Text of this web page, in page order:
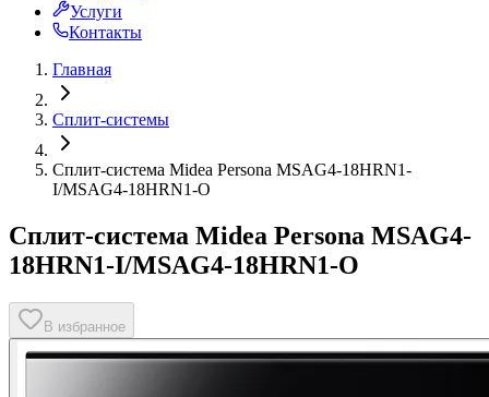
Услуги
Контакты
Главная
Сплит-системы
Сплит-система Midea Persona MSAG4-18HRN1-
I/MSAG4-18HRN1-O
Сплит-система Midea Persona MSAG4-
18HRN1-I/MSAG4-18HRN1-O
В избранное